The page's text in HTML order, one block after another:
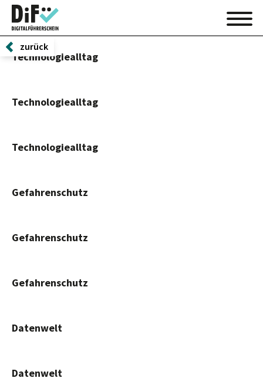
zurück
Technologiealltag
Technologiealltag
Technologiealltag
Gefahrenschutz
Gefahrenschutz
Gefahrenschutz
Datenwelt
Datenwelt